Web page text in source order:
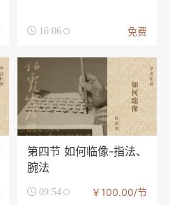
 16:06 免费
第四节 如何临像-指法、
腕法
 09:54 ￥100.00/节